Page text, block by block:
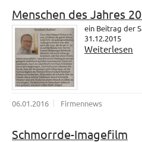
Menschen des Jahres
ein Beitrag der
31.12.2015
Weiterlesen
06.01.2016 Firmennews
Schmorrde-Imagefilm